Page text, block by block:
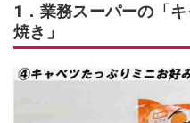
1．業務スーパーの「
焼き」